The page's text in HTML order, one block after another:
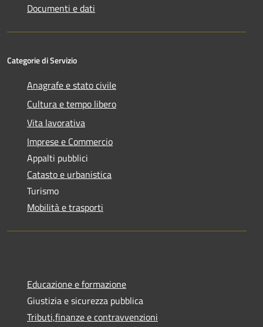
Documenti e dati
Categorie di Servizio
Anagrafe e stato civile
Cultura e tempo libero
Vita lavorativa
Imprese e Commercio
Appalti pubblici
Catasto e urbanistica
Turismo
Mobilità e trasporti
Educazione e formazione
Giustizia e sicurezza pubblica
Tributi,finanze e contravvenzioni